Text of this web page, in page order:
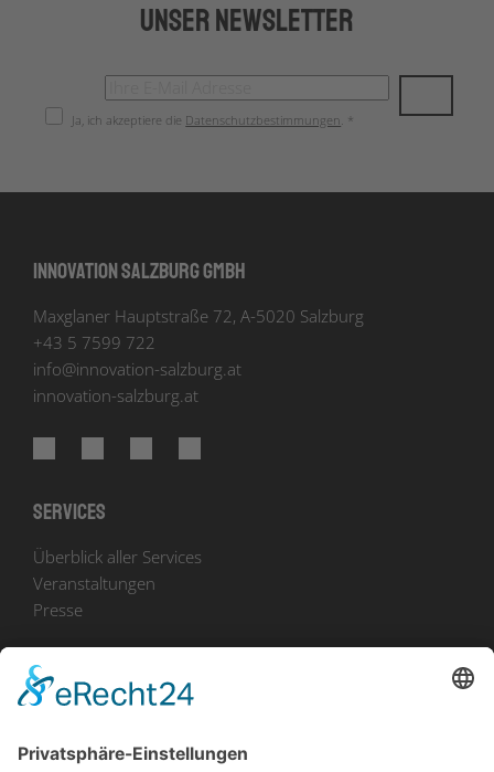
Unser Newsletter
Ja, ich akzeptiere die Datenschutzbestimmungen . *
Innovation Salzburg GmbH
Maxglaner Hauptstraße 72, A-5020 Salzburg
+43 5 7599 722
info@innovation-salzburg.at
innovation-salzburg.at
Services
Überblick aller Services
Veranstaltungen
Presse
Bekanntmachungen
Ausschreibungen